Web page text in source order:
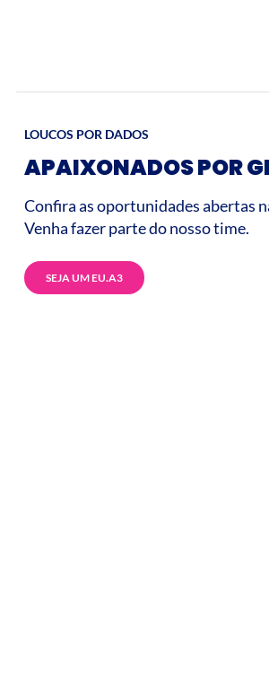
LOUCOS POR DADOS
APAIXONADOS POR
Confira as oportunidades abertas
Venha fazer parte do nosso time.
SEJA UM EU.A3